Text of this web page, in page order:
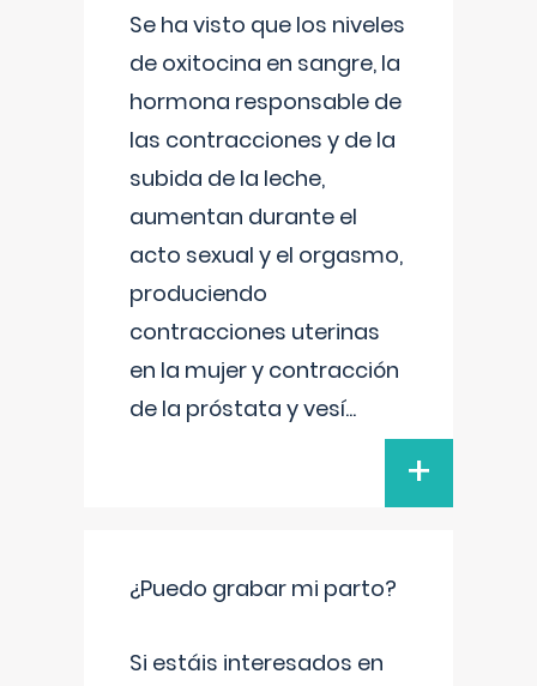
Se ha visto que los niveles
de oxitocina en sangre, la
hormona responsable de
las contracciones y de la
subida de la leche,
aumentan durante el
acto sexual y el orgasmo,
produciendo
contracciones uterinas
en la mujer y contracción
de la próstata y vesí...
+
¿Puedo grabar mi parto?
Si estáis interesados en